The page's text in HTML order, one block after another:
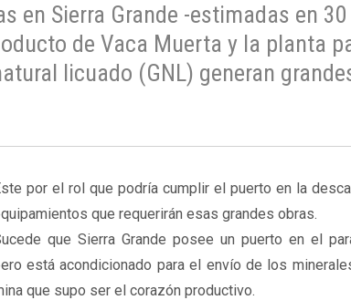
en Sierra Grande -estimadas en
de Vaca Muerta y la planta
licuado (GNL) generan
por el rol que podría cumplir el puerto en la
que requerirán esas grandes obras.
que Sierra Grande posee un puerto en el
está acondicionado para el envío de los
que supo ser el corazón productivo.